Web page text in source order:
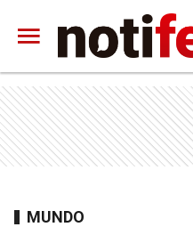
MUNDO